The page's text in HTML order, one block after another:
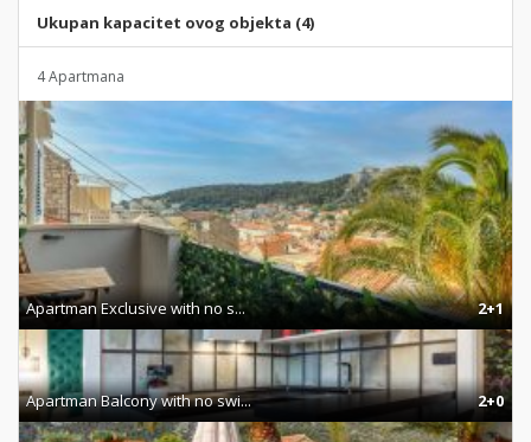
Ukupan kapacitet ovog objekta (4)
4 Apartmana
Apartman Exclusive with no s... 2+1
Apartman Balcony with no swi... 2+0